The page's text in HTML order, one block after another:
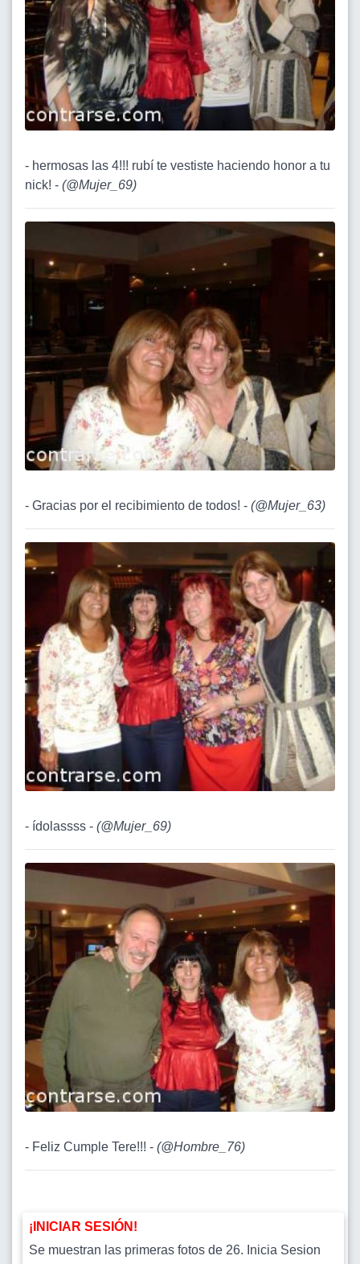
- hermosas las 4!!! rubí te vestiste haciendo honor a tu
nick! - (@Mujer_69)
- Gracias por el recibimiento de todos! - (@Mujer_63)
- ídolassss - (@Mujer_69)
- Feliz Cumple Tere!!! - (@Hombre_76)
¡INICIAR SESIÓN!
Se muestran las primeras fotos de 26. Inicia Sesion